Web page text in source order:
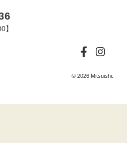
】
© 2026 Mitsuishi.